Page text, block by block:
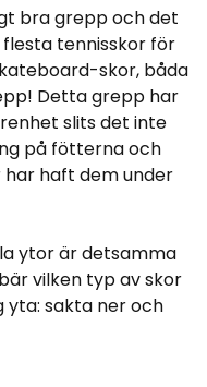
bra grepp och det
tennisskor för
skor, båda
Detta grepp har
slits det inte
på fötterna och
haft dem under
ytor är detsamma
vilken typ av skor
yta: sakta ner och